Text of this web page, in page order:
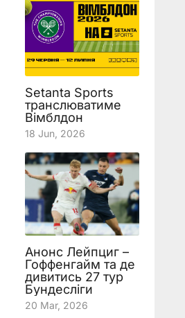
Setanta Sports
транслюватиме
Вімблдон
18 Jun, 2026
Анонс Лейпциг –
Гоффенгайм та де
дивитись 27 тур
Бундесліги
20 Mar, 2026